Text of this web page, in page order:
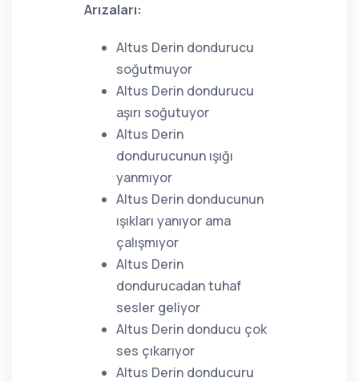
Arızaları:
Altus Derin dondurucu
soğutmuyor
Altus Derin dondurucu
aşırı soğutuyor
Altus Derin
dondurucunun ışığı
yanmıyor
Altus Derin donducunun
ışıkları yanıyor ama
çalışmıyor
Altus Derin
dondurucadan tuhaf
sesler geliyor
Altus Derin donducu çok
ses çıkarıyor
Altus Derin donducuru